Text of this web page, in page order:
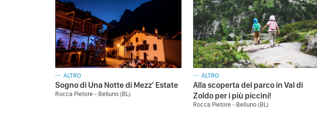
ALTRO
Sogno di Una Notte di Mezz' Estate
Rocca Pietore - Belluno (BL)
ALTRO
Alla scoperta del parco in Val di
Zoldo per i più piccini!
Rocca Pietore - Belluno (BL)